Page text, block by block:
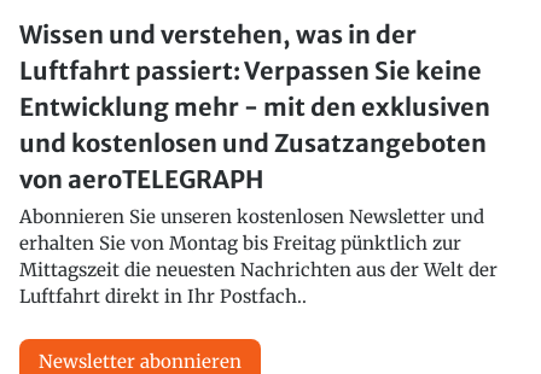
Wissen und verstehen, was in der
Luftfahrt passiert: Verpassen Sie keine
Entwicklung mehr - mit den exklusiven
und kostenlosen und Zusatzangeboten
von aeroTELEGRAPH
Abonnieren Sie unseren kostenlosen Newsletter und
erhalten Sie von Montag bis Freitag pünktlich zur
Mittagszeit die neuesten Nachrichten aus der Welt der
Luftfahrt direkt in Ihr Postfach..
Newsletter abonnieren